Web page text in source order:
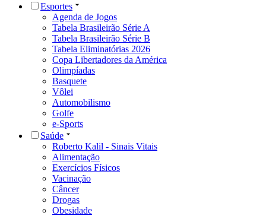
Esportes
Agenda de Jogos
Tabela Brasileirão Série A
Tabela Brasileirão Série B
Tabela Eliminatórias 2026
Copa Libertadores da América
Olimpíadas
Basquete
Vôlei
Automobilismo
Golfe
e-Sports
Saúde
Roberto Kalil - Sinais Vitais
Alimentação
Exercícios Físicos
Vacinação
Câncer
Drogas
Obesidade